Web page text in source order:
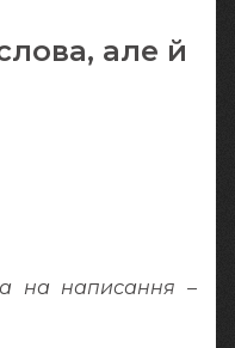
але й
на написання –